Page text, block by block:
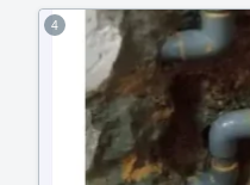
4